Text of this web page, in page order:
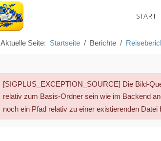
START
Aktuelle Seite: Startseite Berichte
danger
[SIGPLUS_EXCEPTION_SOURCE] Die Bild-
relativ zum Basis-Ordner sein wie im Backend
noch ein Pfad relativ zu einer existierenden Datei